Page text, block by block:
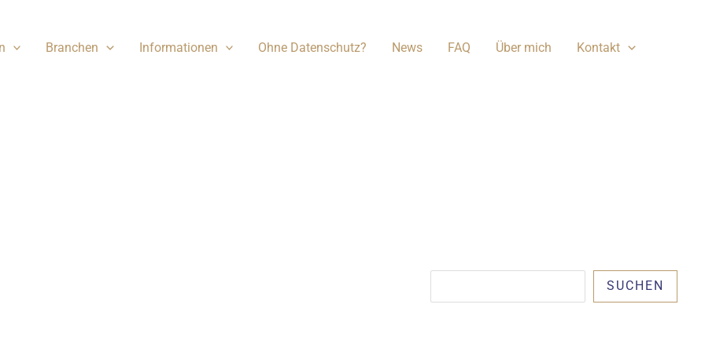
Branchen Informationen Ohne Datenschutz? News FAQ Über mich Kontakt
SUCHEN